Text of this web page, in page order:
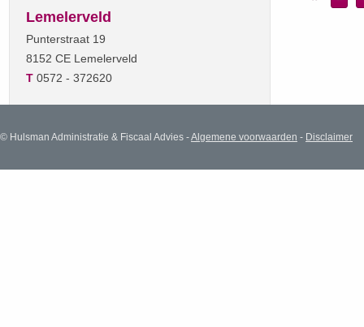
Lemelerveld
Punterstraat 19
8152 CE Lemelerveld
T0572 - 372620
© Hulsman Administratie & Fiscaal Advies -Algemene voorwaarden - Disclaimer